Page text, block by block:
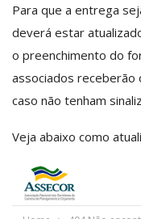
Para que a entrega
deverá estar
o preenchimento do
associados receberão
caso não tenham
Veja abaixo como